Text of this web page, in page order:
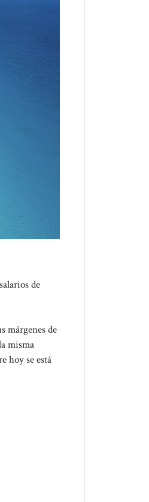
de
márgenes de
misma
hoy se está